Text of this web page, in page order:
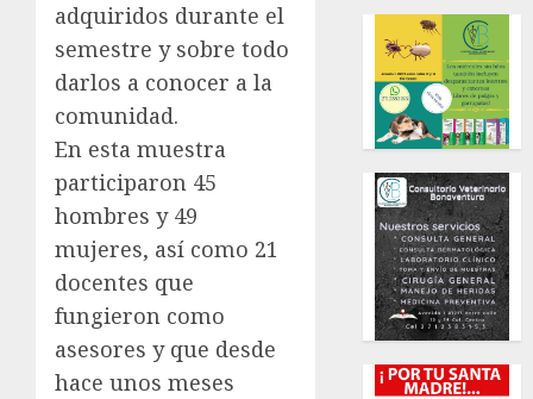
adquiridos durante el
semestre y sobre todo
darlos a conocer a la
comunidad.
En esta muestra
participaron 45
hombres y 49
mujeres, así como 21
docentes que
fungieron como
asesores y que desde
hace unos meses